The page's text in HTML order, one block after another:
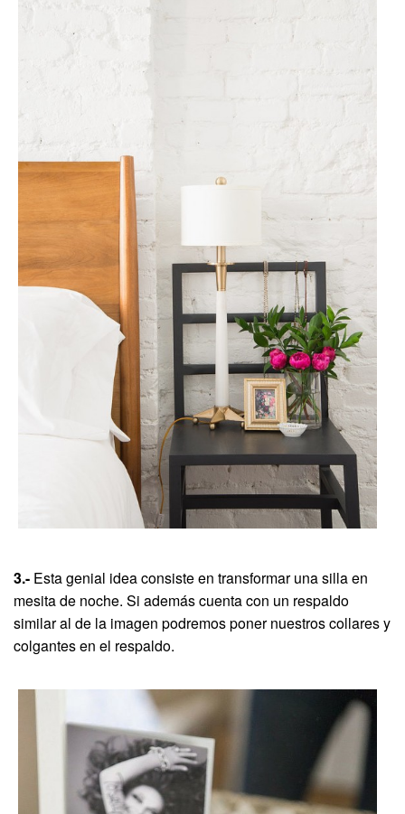
3.- Esta genial idea consiste en transformar una silla en
mesita de noche. Si además cuenta con un respaldo
similar al de la imagen podremos poner nuestros collares y
colgantes en el respaldo.